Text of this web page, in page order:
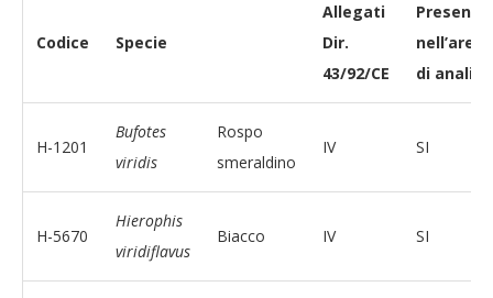
Codice Specie
Allegati
Dir.
43/92/CE
Presenza
nell’area
di analisi
H-1201
Bufotes
viridis
Rospo
smeraldino
IV SI
H-5670
Hierophis
viridiflavus
Biacco IV SI